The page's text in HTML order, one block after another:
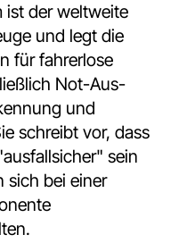
ist der weltweite
und legt die
für fahrerlose
Not-Aus-
und
schreibt vor, dass
sein
sich bei einer